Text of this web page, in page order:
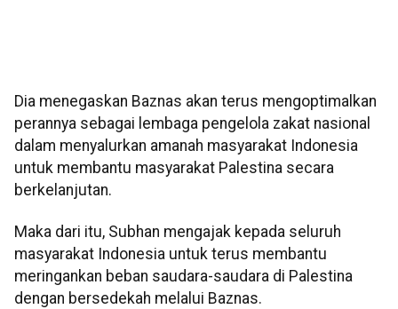
Dia menegaskan Baznas akan terus mengoptimalkan
perannya sebagai lembaga pengelola zakat nasional
dalam menyalurkan amanah masyarakat Indonesia
untuk membantu masyarakat Palestina secara
berkelanjutan.
Maka dari itu, Subhan mengajak kepada seluruh
masyarakat Indonesia untuk terus membantu
meringankan beban saudara-saudara di Palestina
dengan bersedekah melalui Baznas.